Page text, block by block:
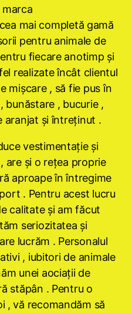
mai completă gamă
pentru animale de
fiecare anotimp şi
realizate încât clientul
mişcare , să fie pus în
bunăstare , bucurie ,
aranjat şi întreţinut .
vestimentaţie şi
are şi o reţea proprie
aproape în întregime
. Pentru acest lucru
calitate şi am făcut
seriozitatea şi
lucrăm . Personalul
, iubitori de animale
unei aociaţii de
stăpân . Pentru o
, vă recomandăm să